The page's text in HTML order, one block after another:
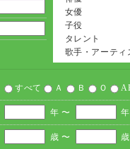
女優
子役
タレント
歌手・アーティ
すべて Ａ Ｂ Ｏ
年 〜
歳 〜 歳